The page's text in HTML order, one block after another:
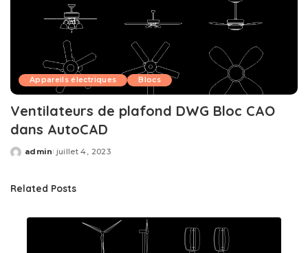
Appareils électriques Blocs
Ventilateurs de plafond DWG Bloc CAO
dans AutoCAD
Posted
admin juillet 4, 2023
Related Posts